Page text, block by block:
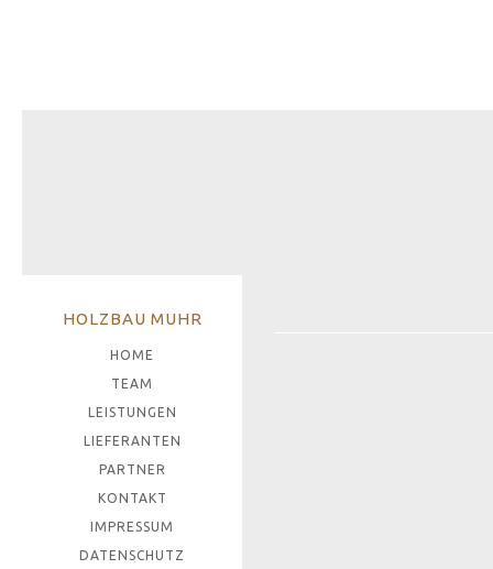
HOLZBAU MUHR
HOME
TEAM
LEISTUNGEN
LIEFERANTEN
PARTNER
KONTAKT
IMPRESSUM
DATENSCHUTZ